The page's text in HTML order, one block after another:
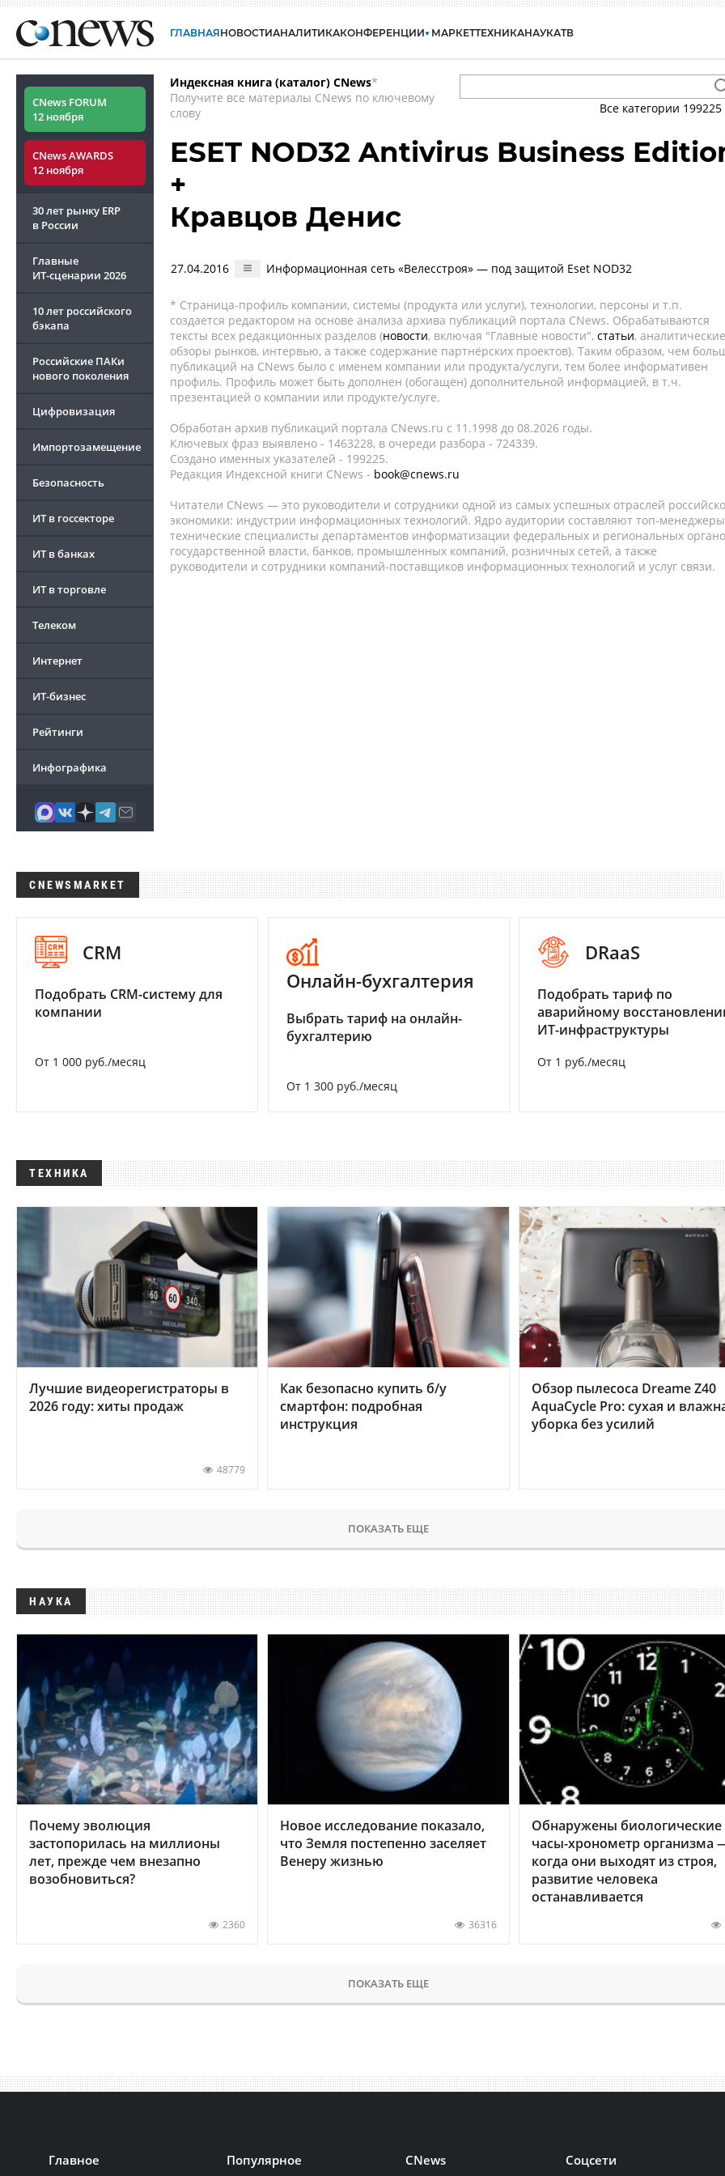
ГЛАВНАЯНОВОСТИАНАЛИТИКАКОНФЕРЕНЦИИ МАРКЕТТЕХНИКАНАУКАТВ
CNews FORUM
12 ноября
CNews AWARDS
12 ноября
30 лет рынку ERP
в России
Главные
ИТ-сценарии 2026
10 лет российского
бэкапа
Российские ПАКи
нового поколения
Цифровизация
Импортозамещение
Безопасность
ИТ в госсекторе
ИТ в банках
ИТ в торговле
Телеком
Интернет
ИТ-бизнес
Рейтинги
Инфографика
Индексная книга (каталог) CNews*
Получите все материалы CNews по ключевому
слову
Все категории 199225
ESET NOD32 Antivirus Business
+
Кравцов Денис
27.04.2016 Информационная сеть «Велесстроя» — под защитой Eset NOD32
* Страница-профиль компании, системы (продукта или услуги), технологии, персоны и т.п.
создается редактором на основе анализа архива публикаций портала CNews. Обрабатываются
тексты всех редакционных разделов (новости, включая "Главные новости", статьи, аналитические
обзоры рынков, интервью, а также содержание партнёрских проектов). Таким образом, чем
публикаций на CNews было с именем компании или продукта/услуги, тем более информативен
профиль. Профиль может быть дополнен (обогащен) дополнительной информацией, в т.ч.
презентацией о компании или продукте/услуге.
Обработан архив публикаций портала CNews.ru c 11.1998 до 08.2026 годы.
Ключевых фраз выявлено - 1463228, в очереди разбора - 724339.
Создано именных указателей - 199225.
Редакция Индексной книги CNews - book@cnews.ru
Читатели CNews — это руководители и сотрудники одной из самых успешных отраслей
экономики: индустрии информационных технологий. Ядро аудитории составляют топ-
технические специалисты департаментов информатизации федеральных и региональных
государственной власти, банков, промышленных компаний, розничных сетей, а также
руководители и сотрудники компаний-поставщиков информационных технологий и услуг связи.
CNEWSMARKET
CRM
Подобрать CRM-систему для
компании
От 1 000 руб./месяц
Онлайн-бухгалтерия
Выбрать тариф на онлайн-
бухгалтерию
От 1 300 руб./месяц
DRaaS
Подобрать тариф по
аварийному
ИТ-инфраструктуры
От 1 руб./месяц
ТЕХНИКА
Лучшие видеорегистраторы в
2026 году: хиты продаж
48779
Как безопасно купить б/у
смартфон: подробная
инструкция
Обзор пылесоса Dreame Z40
AquaCycle Pro: сухая и
уборка без усилий
ПОКАЗАТЬ ЕЩЕ
НАУКА
Почему эволюция
застопорилась на миллионы
лет, прежде чем внезапно
возобновиться?
2360
Новое исследование показало,
что Земля постепенно заселяет
Венеру жизнью
36316
Обнаружены биологические
часы-хронометр организма
когда они выходят из строя,
развитие человека
останавливается
ПОКАЗАТЬ ЕЩЕ
Главное Популярное CNews Соцсети